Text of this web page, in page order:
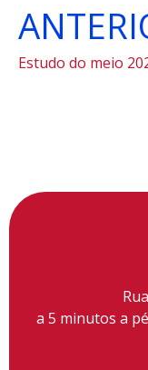
a 5 minutos a
Utilizamos cookies
conteúdo,
segurança à sua